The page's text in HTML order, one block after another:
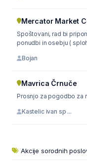
Mercator Market
Spoštovani, rad bi
ponudbi in osebju (
Bojan
Mavrica Črnuče
Prosnjo za pogodbo za
Kastelic ivan sp ...
Akcije sorodnih